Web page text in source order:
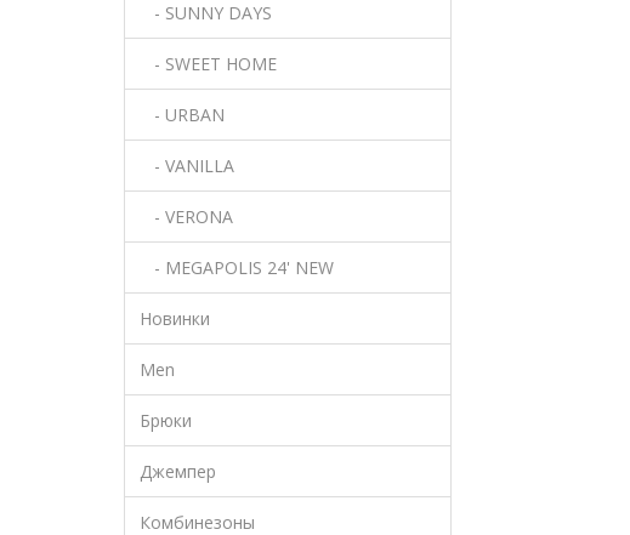
- SUNNY DAYS
- SWEET HOME
- URBAN
- VANILLA
- VERONA
- MEGAPOLIS 24' NEW
Новинки
Men
Брюки
Джемпер
Комбинезоны